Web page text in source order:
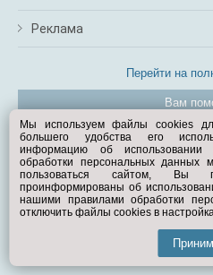
Реклама
Перейти на
Вам
© Exist.ru
Мы используем файлы cookies
большего удобства его
информацию об
обработки персональных данных
пользоваться сайтом, Вы
проинформированы об
нашими правилами обработки
отключить файлы cookies в